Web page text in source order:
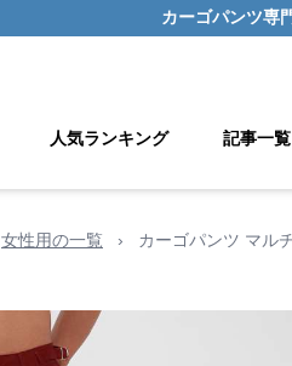
カーゴパンツ専
人気ランキング 記事一覧
女性用の一覧 › カーゴパンツ マル